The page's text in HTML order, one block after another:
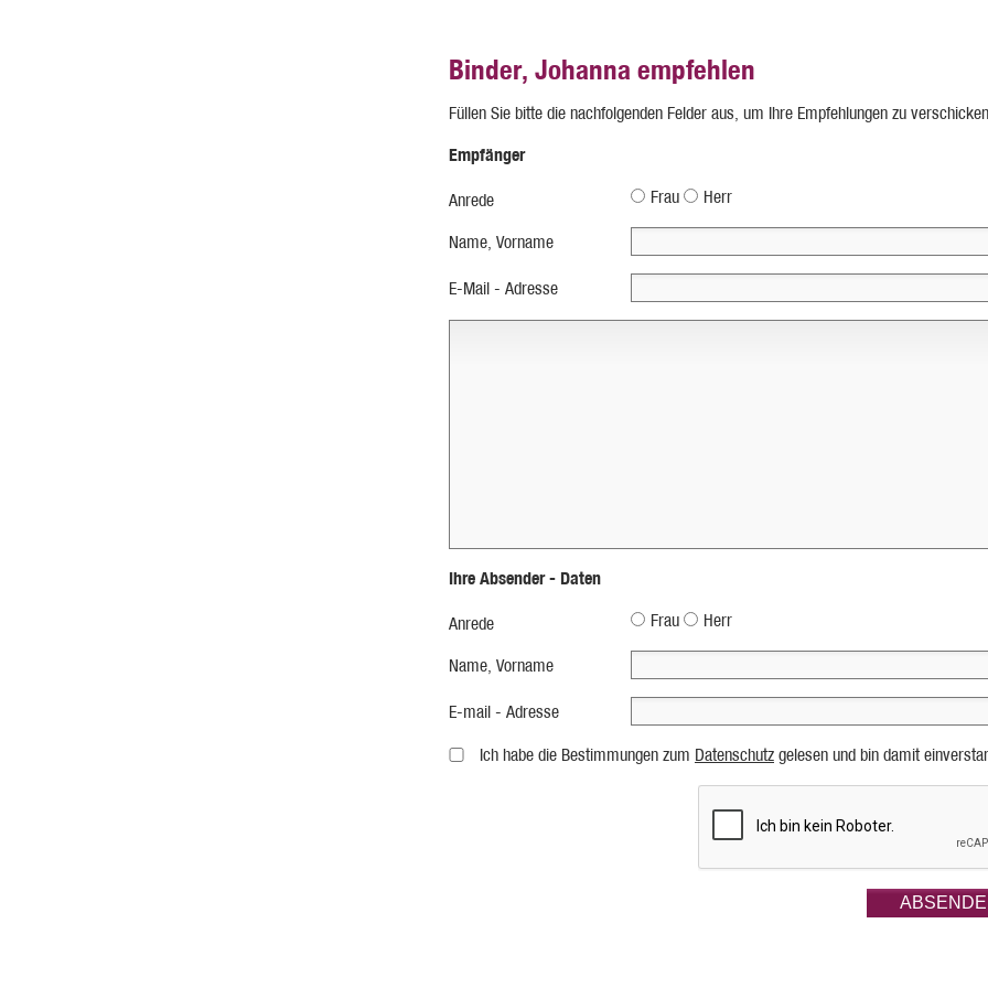
Binder, Johanna empfehlen
Füllen Sie bitte die nachfolgenden Felder aus, um Ihre Empfehlungen zu
Empfänger
Anrede Frau Herr
Name, Vorname
E-Mail - Adresse
Ihre Absender - Daten
Anrede Frau Herr
Name, Vorname
E-mail - Adresse
Ich habe die Bestimmungen zum Datenschutz gelesen und bin damit